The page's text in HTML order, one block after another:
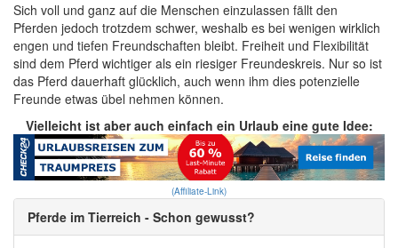
Sich voll und ganz auf die Menschen einzulassen fällt den
Pferden jedoch trotzdem schwer, weshalb es bei wenigen wirklich
engen und tiefen Freundschaften bleibt. Freiheit und Flexibilität
sind dem Pferd wichtiger als ein riesiger Freundeskreis. Nur so ist
das Pferd dauerhaft glücklich, auch wenn ihm dies potenzielle
Freunde etwas übel nehmen können.
Vielleicht ist aber auch einfach ein Urlaub eine gute Idee:
(Affiliate-Link)
Pferde im Tierreich - Schon gewusst?